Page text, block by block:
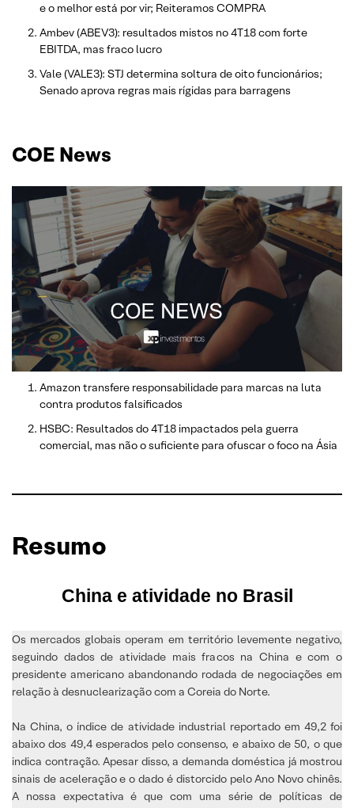
e o melhor está por vir; Reiteramos COMPRA
Ambev (ABEV3): resultados mistos no 4T18 com forte
EBITDA, mas fraco lucro
Vale (VALE3): STJ determina soltura de oito funcionários;
Senado aprova regras mais rígidas para barragens
COE News
Amazon transfere responsabilidade para marcas na luta
contra produtos falsificados
HSBC: Resultados do 4T18 impactados pela guerra
comercial, mas não o suficiente para ofuscar o foco na Ásia
Resumo
China e atividade no Brasil
Os mercados globais operam em território levemente negativo,
seguindo dados de atividade mais fracos na China e com o
presidente americano abandonando rodada de negociações em
relação à desnuclearização com a Coreia do Norte.
Na China, o índice de atividade industrial reportado em 49,2 foi
abaixo dos 49,4 esperados pelo consenso, e abaixo de 50, o que
indica contração. Apesar disso, a demanda doméstica já mostrou
sinais de aceleração e o dado é distorcido pelo Ano Novo chinês.
A nossa expectativa é que com uma série de políticas de